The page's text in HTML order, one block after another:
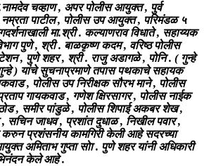
चव्हाण , अपर पोलीस आयुक्त , पुर्व
नम्रता पाटील , पोलीस उप आयुक्त , परिमंडळ ५
मा.श्री . कल्याणराव विधाते , सहाय्यक
पुणे , श्री . बाळकृष्ण कदम , वरिष्ठ पोलीस
, पुणे शहर , श्री . राजु अडागळे , पोनि . ( गुन्हे
गुन्हे ) यांचे सुचनाप्रमाणे तपास पथकाचे सहायक
, पोलीस उप निरीक्षक सौरभ माने , पोलीस
गायकवाड , गणेश क्षिरसागर , पोलीस नाईक
, समीर पांडुळे , पोलीस शिपाई अकबर शेख ,
सचिन जाधव , प्रशांत दुधाळ , निखील पवार ,
प्रशंसनीय कामगिरी केली आहे सदरच्या
अमिताभ गुप्ता सोा . पुणे शहर यांनी अधिकारी
केले आहे .